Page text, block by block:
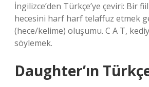
İngilizce’den Türkçe’ye çeviri: Bir
hecesini harf harf telaffuz etmek
(hece/kelime) oluşumu. C A T,
söylemek.
Daughter’ın